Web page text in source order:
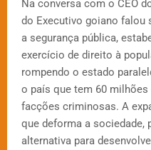
Na conversa com o CEO
do Executivo goiano falou
a segurança pública,
exercício de direito à
rompendo o estado
o país que tem 60
facções criminosas. A
que deforma a sociedade,
alternativa para